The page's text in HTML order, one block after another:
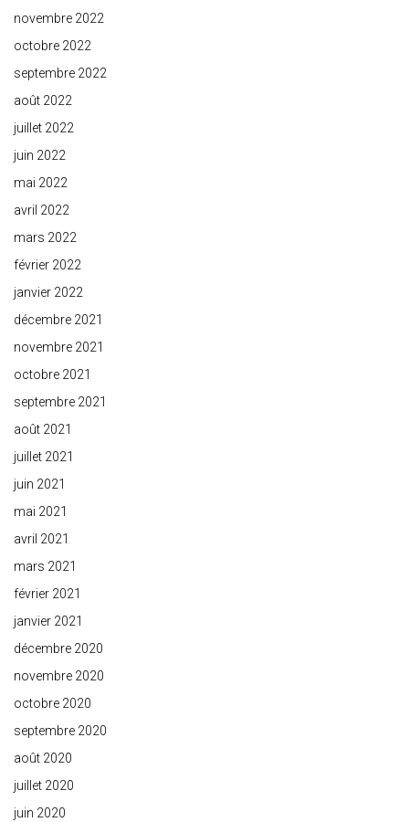
novembre 2022
octobre 2022
septembre 2022
août 2022
juillet 2022
juin 2022
mai 2022
avril 2022
mars 2022
février 2022
janvier 2022
décembre 2021
novembre 2021
octobre 2021
septembre 2021
août 2021
juillet 2021
juin 2021
mai 2021
avril 2021
mars 2021
février 2021
janvier 2021
décembre 2020
novembre 2020
octobre 2020
septembre 2020
août 2020
juillet 2020
juin 2020